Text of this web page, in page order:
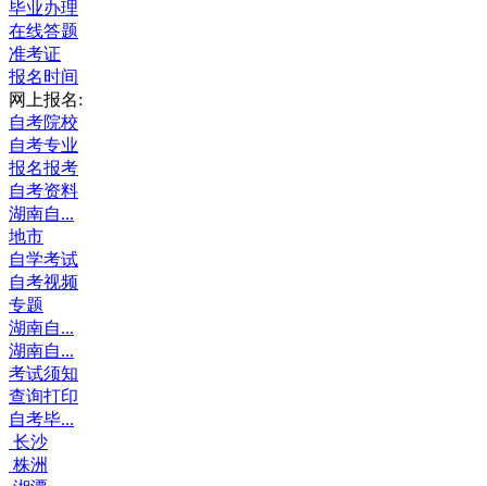
毕业办理
在线答题
准考证
报名时间
网上报名:
自考院校
自考专业
报名报考
自考资料
湖南自...
地市
自学考试
自考视频
专题
湖南自...
湖南自...
考试须知
查询打印
自考毕...
长沙
株洲